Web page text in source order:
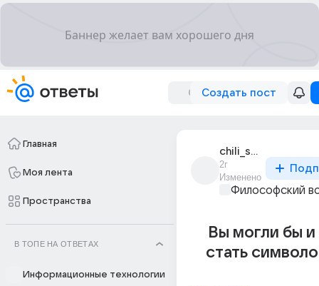
Создать пост
Главная
Моя лента
Пространства
В ТОПЕ НА ОТВЕТАХ
Информационные технологии
chili_sasha
2г
Изменено
Философский
Вы могли бы и
стать